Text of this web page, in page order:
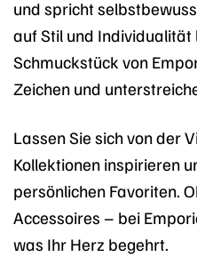
und spricht
auf Stil und Individualität
Schmuckstück von
Zeichen und
Lassen Sie sich von der
Kollektionen inspirieren
persönlichen Favoriten.
Accessoires – bei
was Ihr Herz begehrt.